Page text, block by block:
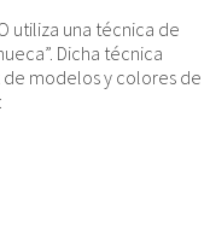
utiliza una técnica de
Dicha técnica
modelos y colores de